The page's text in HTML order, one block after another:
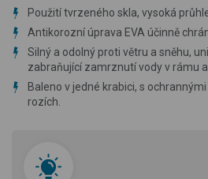
Použití tvrzeného skla, vysoká
Antikorozní úprava EVA účinně
Silný a odolný proti větru a sněhu,
zabraňující zamrznutí vody v rámu
Baleno v jedné krabici, s
rozích.